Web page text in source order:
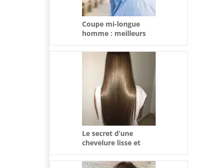
Coupe mi-longue
homme : meilleurs
tendance
Le secret d’une
chevelure lisse et
lissage brésilien